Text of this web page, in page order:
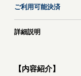
ご利用可能決済
詳細説明
【内容紹介】